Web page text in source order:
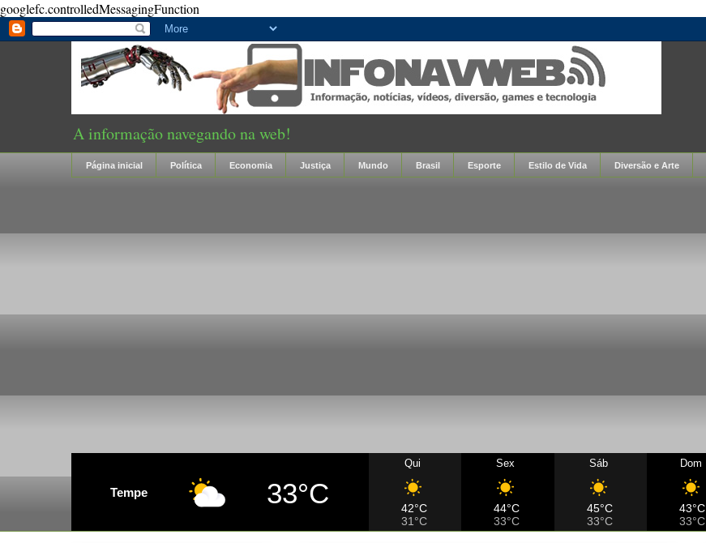
googlefc.controlledMessagingFunction
A informação navegando na web!
Página inicial Política Economia Justiça Mundo Brasil Esporte Estilo de Vida Diversão e Arte
Tempe 33°C
Qui
42°C
31°C
Sex
44°C
33°C
Sáb
45°C
33°C
Dom
43°C
33°C